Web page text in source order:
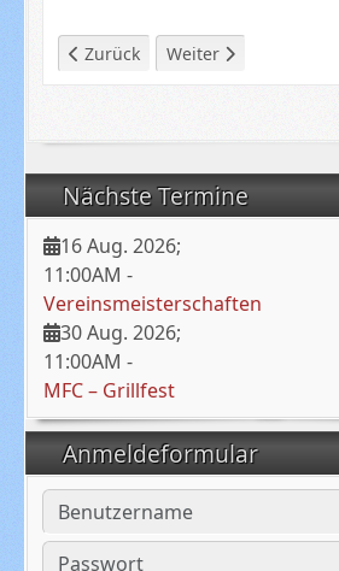
Nächste Termine
16 Aug. 2026;
11:00AM -
Vereinsmeisterschaften
30 Aug. 2026;
11:00AM -
MFC – Grillfest
Anmeldeformular
Benutzername
Passwort
Vorheriger Beitrag: Modellbau
Zurück Nächster Beitrag:
Weiter